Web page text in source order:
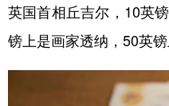
彩票 娱乐
公益 一带一路
英国首相丘吉尔，10英
镑上是画家透纳，50英镑